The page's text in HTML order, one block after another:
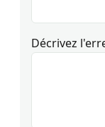
Décrivez